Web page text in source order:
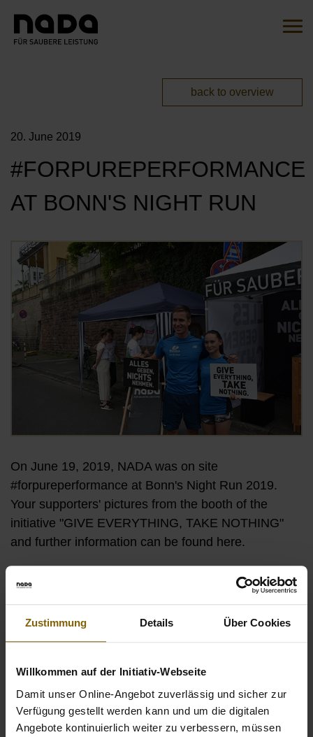
Zustimmung Details Über Cookies
Willkommen auf der Initiativ-Webseite
Damit unser Online-Angebot zuverlässig und sicher zur
Verfügung gestellt werden kann und um die digitalen
Angebote kontinuierlich weiter zu verbessern, müssen
OUR AMBASSADORS
OUR CAMPAIGNS
OUR PARTNERS
MITMACHEN
back to overview
20. June 2019
#FORPUREPERFORMANCE
AT BONN'S NIGHT RUN
On June 19, 2019, NADA was on site
#forpureperformance at Bonn's Night Run 2019.
Your supporters' pictures from the booth of the
initiative "GIVE EVERYTHING, TAKE NOTHING"
and further information can be found here.
At our Live-Tool at Bonn's Night Run 2019 we were
available to answer your questions, offered you a platform
to stand up for doping-free sports and held great prizes for
you in a quiz. You can find all the pictures of your